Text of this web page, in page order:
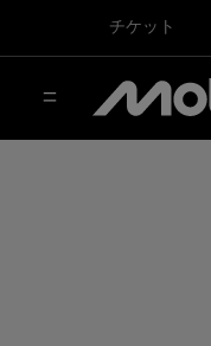
チケット